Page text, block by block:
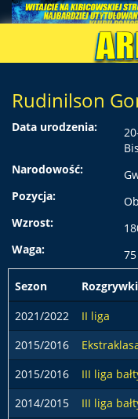
Rudinilson
Data urodzenia:
Narodowość:
Pozycja:
Wzrost:
Waga:
Sezon Rozgrywki
2021/2022
II liga
2015/2016
2015/2016
III liga
2014/2015
III liga